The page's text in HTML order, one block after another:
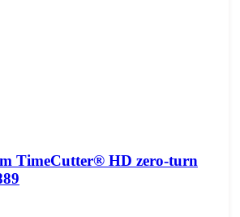
TimeCutter® HD zero-turn